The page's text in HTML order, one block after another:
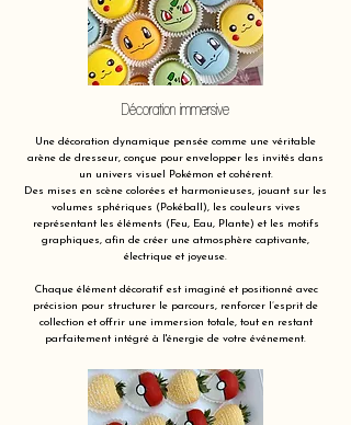
Décoration immersive
Une décoration dynamique pensée comme une véritable
arène de dresseur, conçue pour envelopper les invités dans
un univers visuel Pokémon et cohérent.
Des mises en scène colorées et harmonieuses, jouant sur les
volumes sphériques (Pokéball), les couleurs vives
représentant les éléments (Feu, Eau, Plante) et les motifs
graphiques, afin de créer une atmosphère captivante,
électrique et joyeuse.
Chaque élément décoratif est imaginé et positionné avec
précision pour structurer le parcours, renforcer l’esprit de
collection et offrir une immersion totale, tout en restant
parfaitement intégré à l'énergie de votre événement.